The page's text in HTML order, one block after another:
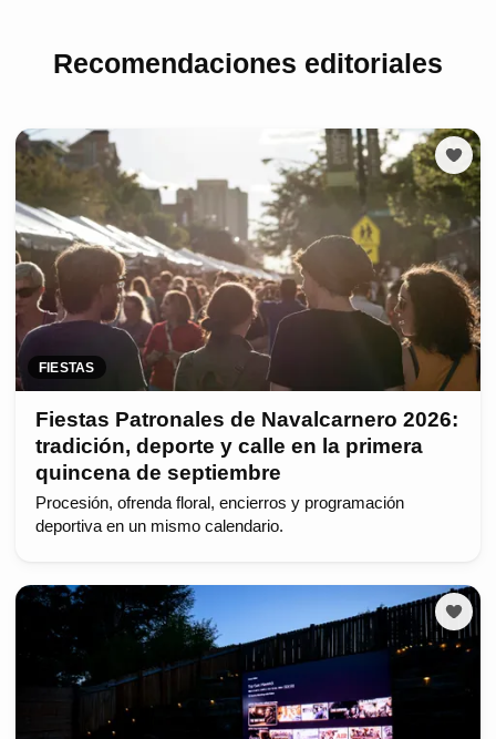
Recomendaciones editoriales
FIESTAS
Fiestas Patronales de Navalcarnero 2026:
tradición, deporte y calle en la primera
quincena de septiembre
Procesión, ofrenda floral, encierros y programación
deportiva en un mismo calendario.